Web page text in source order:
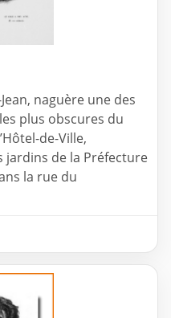
naguère une des
plus obscures du
de-Ville,
de la Préfecture
la rue du